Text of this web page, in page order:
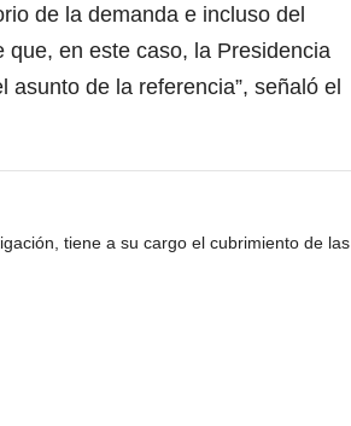
de la demanda e incluso del
en este caso, la Presidencia
de la referencia”, señaló el
tiene a su cargo el cubrimiento de las